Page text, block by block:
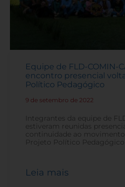
Equipe de FLD-COMIN-
encontro presencial
Político Pedagógico
9 de setembro de 2022
Integrantes da equipe de
estiveram reunidas
continuidade ao
Projeto Político Pedagógico
Leia mais